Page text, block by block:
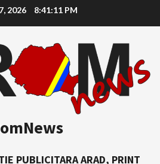
2026 8:41:12 PM
PUBLICITARA ARAD, PRINT